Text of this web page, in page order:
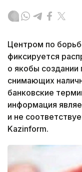
Центром по
фиксируется
о якобы создании
снимающих
банковские
информация
и не
Kazinform.